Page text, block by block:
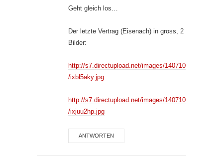
Geht gleich los…
Der letzte Vertrag (Eisenach) in gross, 2
Bilder:
http://s7.directupload.net/images/140710
/ixbl5aky.jpg
http://s7.directupload.net/images/140710
/ixjuu2hp.jpg
ANTWORTEN